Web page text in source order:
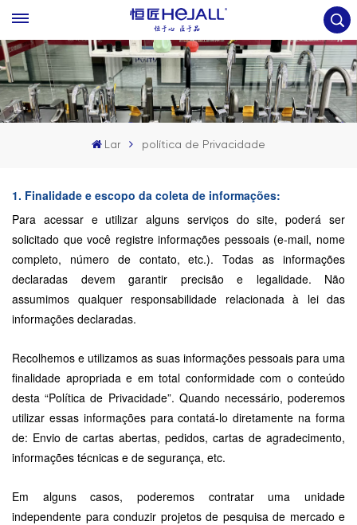
Lar política de Privacidade
1. Finalidade e escopo da coleta de informações:
Para acessar e utilizar alguns serviços do site, poderá ser
solicitado que você registre informações pessoais (e-mail, nome
completo, número de contato, etc.). Todas as informações
declaradas devem garantir precisão e legalidade. Não
assumimos qualquer responsabilidade relacionada à lei das
informações declaradas.
Recolhemos e utilizamos as suas informações pessoais para uma
finalidade apropriada e em total conformidade com o conteúdo
desta “Política de Privacidade”. Quando necessário, poderemos
utilizar essas informações para contatá-lo diretamente na forma
de: Envio de cartas abertas, pedidos, cartas de agradecimento,
informações técnicas e de segurança, etc.
Em alguns casos, poderemos contratar uma unidade
independente para conduzir projetos de pesquisa de mercado e